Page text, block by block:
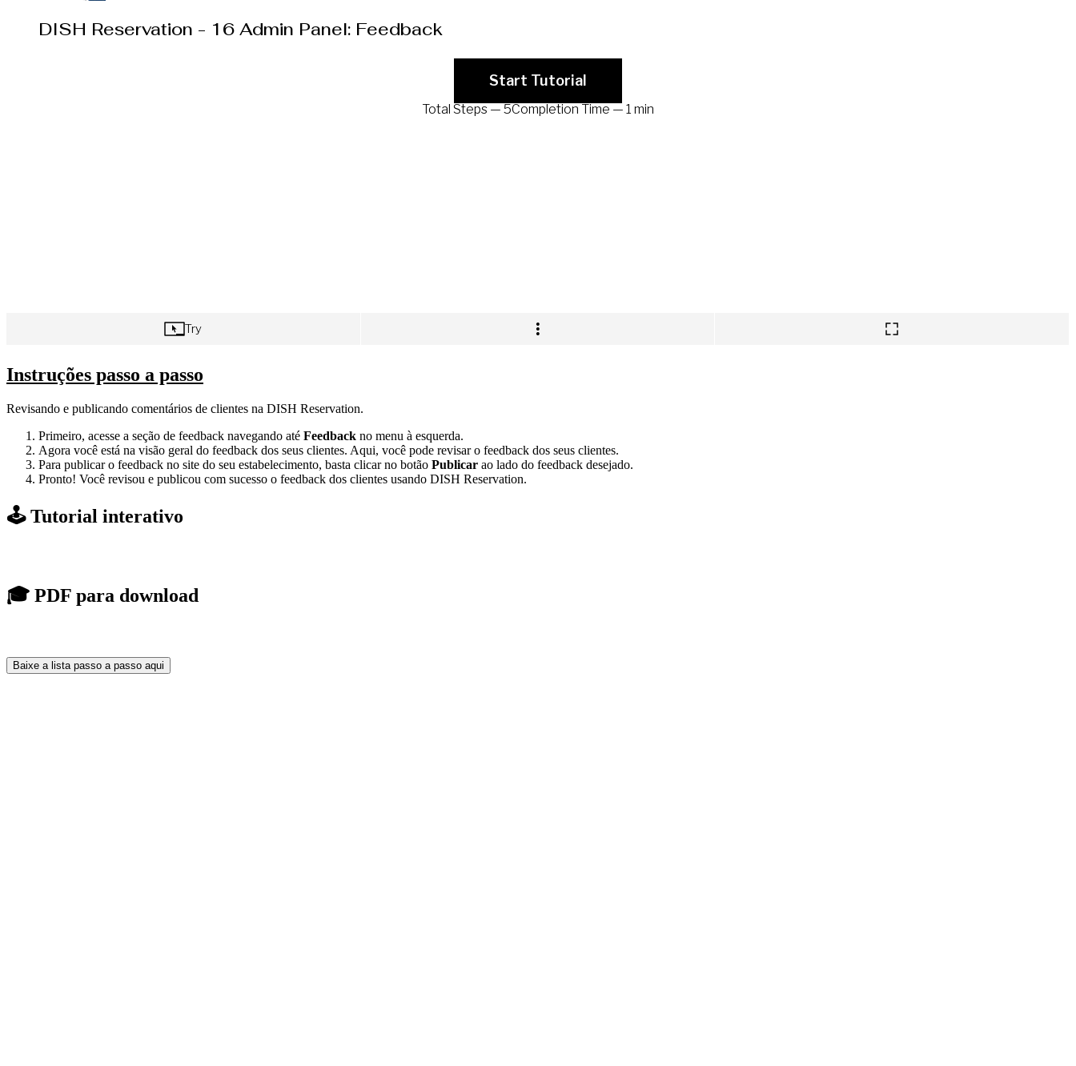
Instruções passo a passo
Revisando e publicando comentários de clientes na DISH Reservation.
Primeiro, acesse a seção de feedback navegando até Feedback no menu à esquerda.
Agora você está na visão geral do feedback dos seus clientes. Aqui, você pode revisar o feedback dos seus clientes.
Para publicar o feedback no site do seu estabelecimento, basta clicar no botão Publicar ao lado do feedback desejado.
Pronto! Você revisou e publicou com sucesso o feedback dos clientes usando DISH Reservation.
🕹️ Tutorial interativo
🎓 PDF para download
Baixe a lista passo a passo aqui